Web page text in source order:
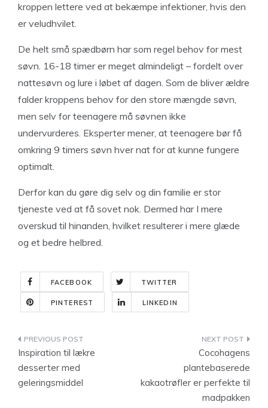
kroppen lettere ved at bekæmpe infektioner, hvis den
er veludhvilet.
De helt små spædbørn har som regel behov for mest
søvn. 16-18 timer er meget almindeligt – fordelt over
nattesøvn og lure i løbet af dagen. Som de bliver ældre
falder kroppens behov for den store mængde søvn,
men selv for teenagere må søvnen ikke
undervurderes. Eksperter mener, at teenagere bør få
omkring 9 timers søvn hver nat for at kunne fungere
optimalt.
Derfor kan du gøre dig selv og din familie er stor
tjeneste ved at få sovet nok. Dermed har I mere
overskud til hinanden, hvilket resulterer i mere glæde
og et bedre helbred.
FACEBOOK TWITTER
PINTEREST LINKEDIN
Indlægsnavigation
Inspiration til lækre
desserter med
geleringsmiddel
Cocohagens
plantebaserede
kakaotrøfler er perfekte til
madpakken